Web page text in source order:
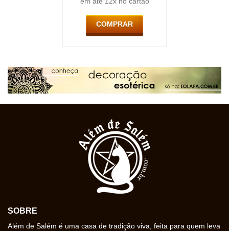
COMPRAR
SOBRE
Além de Salém é uma casa de tradição viva, feita para quem leva